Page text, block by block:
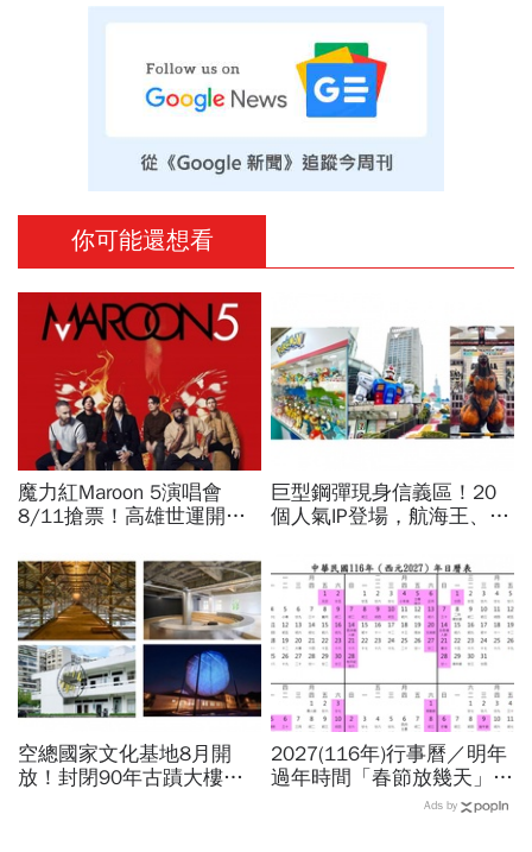
你可能還想看
魔力紅Maroon 5演唱會
8/11搶票！高雄世運開唱
會員優先購、拓元售票資訊
一次看
巨型鋼彈現身信義區！20
個人氣IP登場，航海王、哥
點打卡熱點，活動只到這天
空總國家文化基地8月開
放！封閉90年古蹟大樓打
2027(116年)行事曆／明年
過年時間「春節放幾天」、
寒假時間暑假日期？連假3
Ads by